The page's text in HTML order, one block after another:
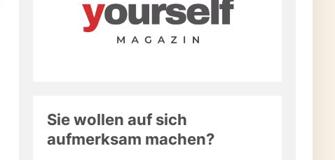
Sie wollen auf sich
aufmerksam machen?